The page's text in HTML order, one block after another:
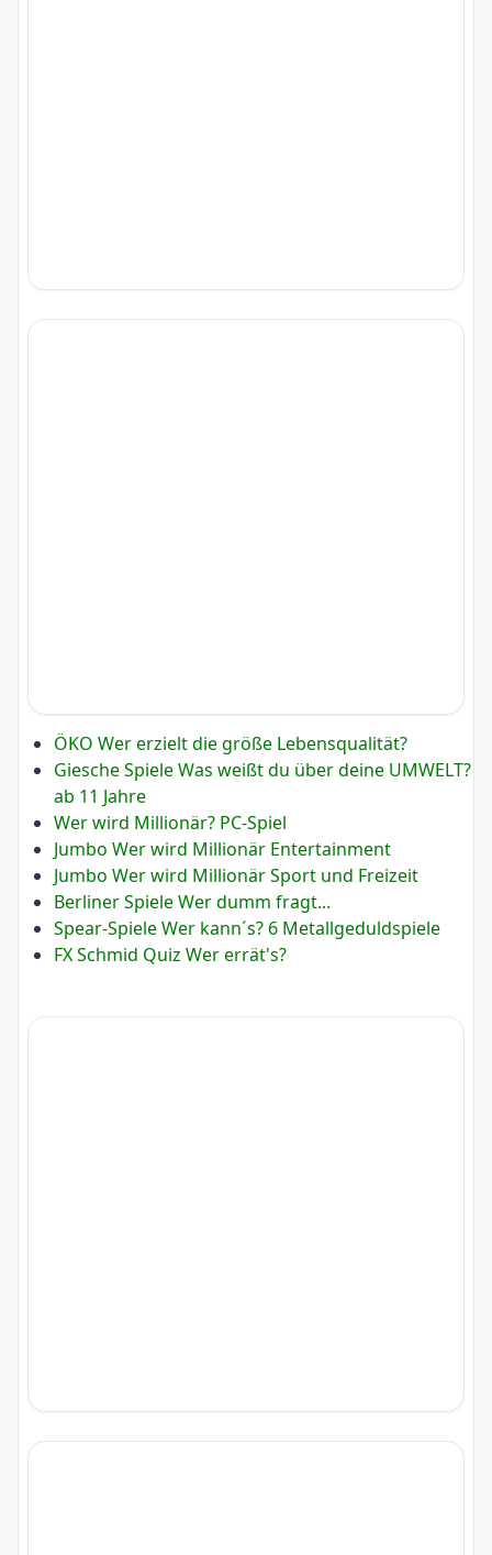
ÖKO Wer erzielt die größe Lebensqualität?
Giesche Spiele Was weißt du über deine UMWELT?
ab 11 Jahre
Wer wird Millionär? PC-Spiel
Jumbo Wer wird Millionär Entertainment
Jumbo Wer wird Millionär Sport und Freizeit
Berliner Spiele Wer dumm fragt...
Spear-Spiele Wer kann´s? 6 Metallgeduldspiele
FX Schmid Quiz Wer errät's?